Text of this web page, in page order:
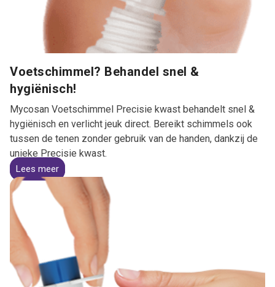
Voetschimmel? Behandel snel &
hygiënisch!
Mycosan Voetschimmel Precisie kwast behandelt snel &
hygiënisch en verlicht jeuk direct. Bereikt schimmels ook
tussen de tenen zonder gebruik van de handen, dankzij de
unieke Precisie kwast.
Lees meer